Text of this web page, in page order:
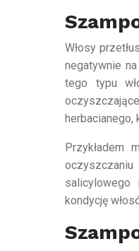
Włosy
negatywnie
tego typu
Przykładem
salicylowego
kondycję